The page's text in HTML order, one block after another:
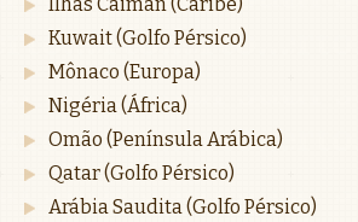
Kuwait (Golfo Pérsico)
Mônaco (Europa)
Nigéria (África)
Omão (Península Arábica)
Qatar (Golfo Pérsico)
Arábia Saudita (Golfo Pérsico)